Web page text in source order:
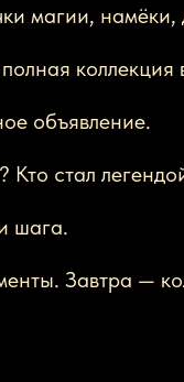
магии, намёки,
объявление.
Кто стал
шага.
Завтра —